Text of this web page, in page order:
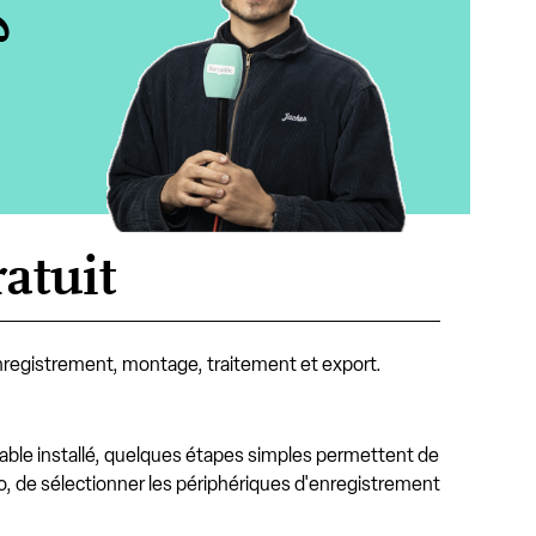
montage, traitement et export.
installé, quelques étapes simples permettent de
de sélectionner les périphériques d'enregistrement